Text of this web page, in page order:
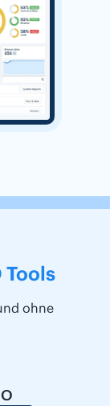
Tools
ohne